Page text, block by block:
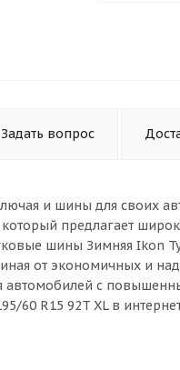
Задать вопрос
и шины для своих
предлагает
шины Зимняя Ikon
от экономичных и
с
60 R15 92T XL в